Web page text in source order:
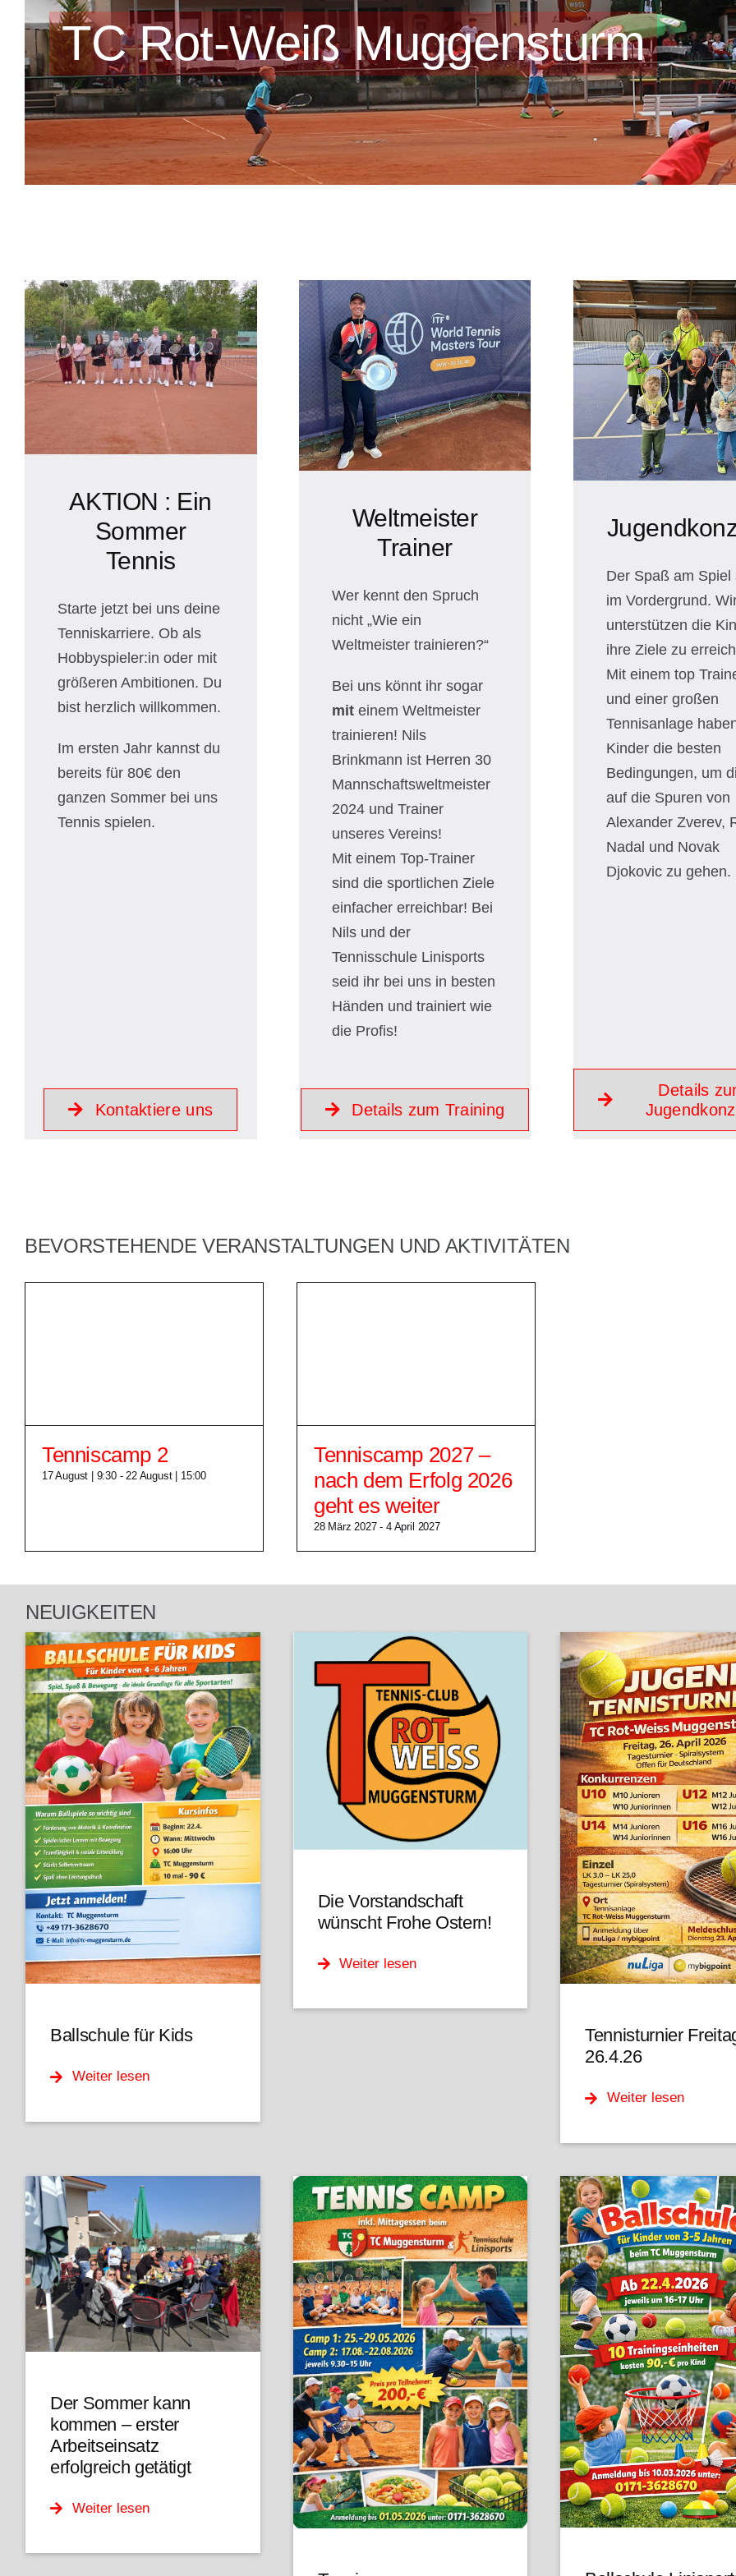
TC Rot-Weiß Muggensturm
AKTION : Ein
Sommer
Tennis
Starte jetzt bei uns deine
Tenniskarriere. Ob als
Hobbyspieler:in oder mit
größeren Ambitionen. Du
bist herzlich willkommen.
Im ersten Jahr kannst du
bereits für 80€ den
ganzen Sommer bei uns
Tennis spielen.
Kontaktiere uns
Weltmeister
Trainer
Wer kennt den Spruch
nicht „Wie ein
Weltmeister trainieren?“
Bei uns könnt ihr sogar
mit einem Weltmeister
trainieren! Nils
Brinkmann ist Herren 30
Mannschaftsweltmeister
2024 und Trainer
unseres Vereins!
Mit einem Top-Trainer
sind die sportlichen Ziele
einfacher erreichbar! Bei
Nils und der
Tennisschule Linisports
seid ihr bei uns in besten
Händen und trainiert wie
die Profis!
Details zum Training
Der Spaß am Spiel
im Vordergrund.
unterstützen die
ihre Ziele zu
Mit einem top
und einer großen
Tennisanlage
Kinder die besten
Bedingungen, um
auf die Spuren von
Alexander Zverev,
Nadal und Novak
Djokovic zu gehen.
Details
BEVORSTEHENDE VERANSTALTUNGEN UND AKTIVITÄTEN
Tenniscamp 2
17 August | 9:30- 22 August | 15:00
Tenniscamp 2027 –
nach dem Erfolg 2026
geht es weiter
28 März 2027-4 April 2027
NEUIGKEITEN
Ballschule für Kids
Weiter lesen
Die Vorstandschaft
wünscht Frohe Ostern!
Weiter lesen
Tennisturnier
26.4.26
Weiter lesen
Der Sommer kann
kommen – erster
Arbeitseinsatz
erfolgreich getätigt
Weiter lesen